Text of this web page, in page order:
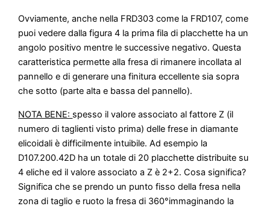
Ovviamente, anche nella FRD303 come la FRD107, come
puoi vedere dalla figura 4 la prima fila di placchette ha un
angolo positivo mentre le successive negativo. Questa
caratteristica permette alla fresa di rimanere incollata al
pannello e di generare una finitura eccellente sia sopra
che sotto (parte alta e bassa del pannello).
NOTA BENE: spesso il valore associato al fattore Z (il
numero di taglienti visto prima) delle frese in diamante
elicoidali è difficilmente intuibile. Ad esempio la
D107.200.42D ha un totale di 20 placchette distribuite su
4 eliche ed il valore associato a Z è 2+2. Cosa significa?
Significa che se prendo un punto fisso della fresa nella
zona di taglio e ruoto la fresa di 360°immaginando la